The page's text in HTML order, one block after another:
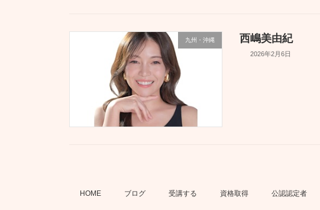
九州・沖縄 西嶋美由紀
2026年2月6日
HOME ブログ 受講する 資格取得 公認認定者